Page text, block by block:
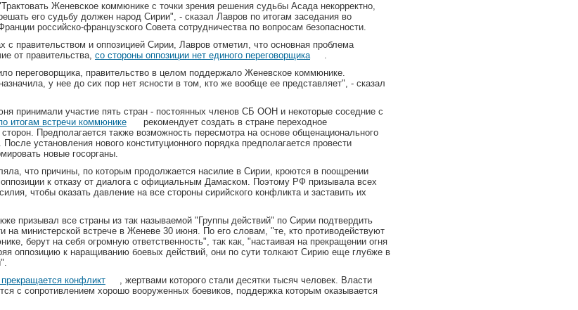
Женевское коммюнике с точки зрения решения судьбы Асада некорректно,
его судьбу должен народ Сирии", - сказал Лавров по итогам заседания во
российско-французского Совета сотрудничества по вопросам безопасности.
с правительством и оппозицией Сирии, Лавров отметил, что основная проблема
от правительства, со стороны оппозиции нет единого переговорщика
.
переговорщика, правительство в целом поддержало Женевское коммюнике.
у нее до сих пор нет ясности в том, кто же вообще ее представляет", - сказал
принимали участие пять стран - постоянных членов СБ ООН и некоторые соседние с
итогам встречи коммюнике
рекомендует создать в стране переходное
Предполагается также возможность пересмотра на основе общенационального
установления нового конституционного порядка предполагается провести
новые госорганы.
что причины, по которым продолжается насилие в Сирии, кроются в поощрении
к отказу от диалога с официальным Дамаском. Поэтому РФ призывала всех
чтобы оказать давление на все стороны сирийского конфликта и заставить их
призывал все страны из так называемой "Группы действий" по Сирии подтвердить
на министерской встрече в Женеве 30 июня. По его словам, "те, кто противодействуют
берут на себя огромную ответственность", так как, "настаивая на прекращении огня
оппозицию к наращиванию боевых действий, они по сути толкают Сирию еще глубже в
конфликт
, жертвами которого стали десятки тысяч человек. Власти
с сопротивлением хорошо вооруженных боевиков, поддержка которым оказывается